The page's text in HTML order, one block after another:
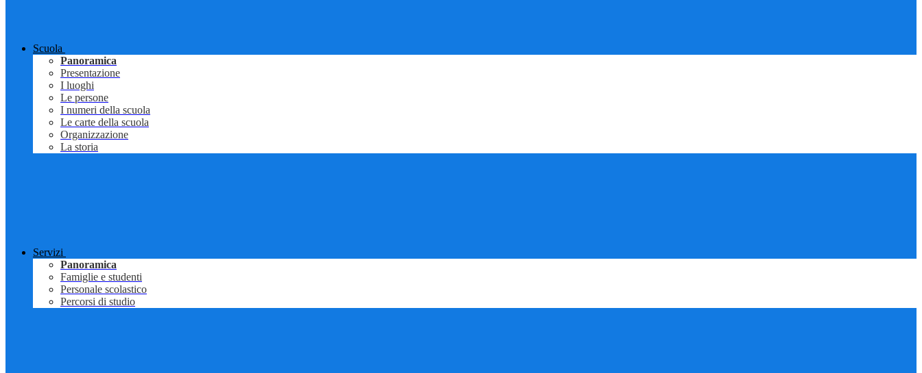
Scuola
Panoramica
Presentazione
I luoghi
Le persone
I numeri della scuola
Le carte della scuola
Organizzazione
La storia
Servizi
Panoramica
Famiglie e studenti
Personale scolastico
Percorsi di studio